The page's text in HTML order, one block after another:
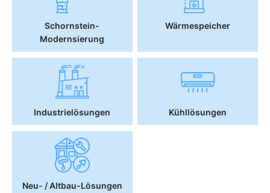
Schornstein-
Modernsierung
Wärmespeicher
Industrielösungen Kühllösungen
Neu- / Altbau-Lösungen